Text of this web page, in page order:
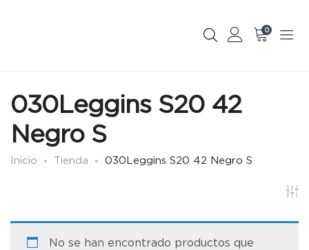
0
030Leggins S20 42
Negro S
Inicio Tienda 030Leggins S20 42 Negro S
No se han encontrado productos que